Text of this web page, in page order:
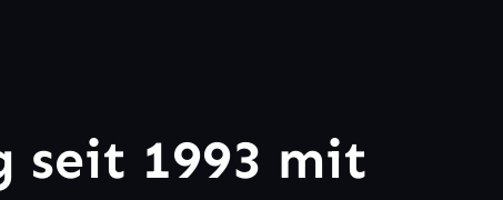
seit 1993 mit